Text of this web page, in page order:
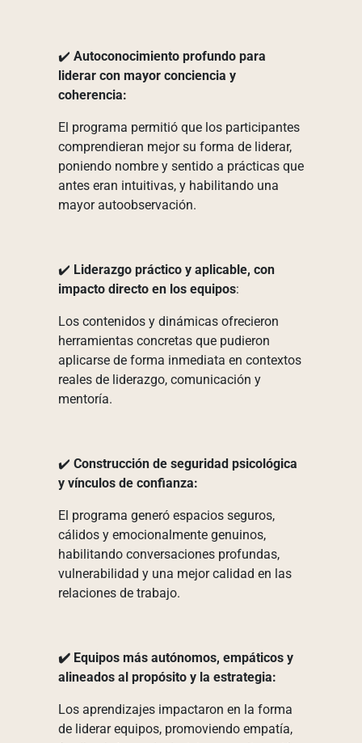
✔️ Autoconocimiento profundo para
liderar con mayor conciencia y
coherencia:
El programa permitió que los participantes
comprendieran mejor su forma de liderar,
poniendo nombre y sentido a prácticas que
antes eran intuitivas, y habilitando una
mayor autoobservación.
✔️ Liderazgo práctico y aplicable, con
impacto directo en los equipos:
Los contenidos y dinámicas ofrecieron
herramientas concretas que pudieron
aplicarse de forma inmediata en contextos
reales de liderazgo, comunicación y
mentoría.
✔️ Construcción de seguridad psicológica
y vínculos de confianza:
El programa generó espacios seguros,
cálidos y emocionalmente genuinos,
habilitando conversaciones profundas,
vulnerabilidad y una mejor calidad en las
relaciones de trabajo.
✔️ Equipos más autónomos, empáticos y
alineados al propósito y la estrategia:
Los aprendizajes impactaron en la forma
de liderar equipos, promoviendo empatía,